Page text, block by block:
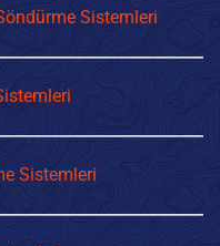
Sistemleri
Sistemleri